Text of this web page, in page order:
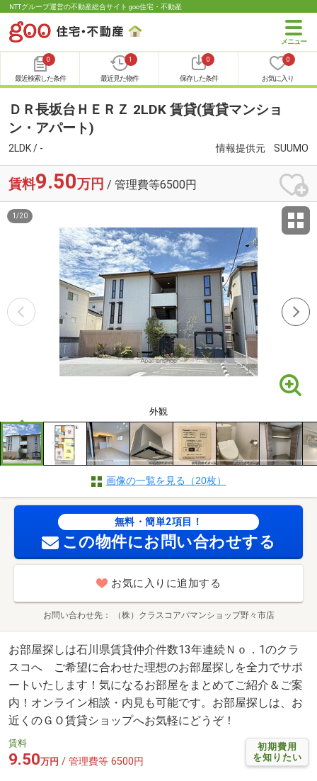
NTTグループ運営の不動産総合サイト goo住宅・不動産
0
最近検索した条件
1
最近見た物件
0
保存した条件
0
お気に入り
ＤＲ長坂台ＨＥＲＺ 2LDK 賃貸(賃貸マンショ
ン・アパート)
2LDK / - 情報提供元 SUUMO
賃料9.50万円 / 管理費等6500円
外観
1 /20
画像の一覧を見る（20枚）
無料・簡単2項目！
この物件にお問い合わせする
お気に入りに追加する
お問い合わせ先 （株）クラスコアパマンショップ野々市店
お部屋探しは石川県賃貸仲介件数13年連続Ｎｏ．1のクラ
スコへ ご希望に合わせた理想のお部屋探しを全力でサポ
ートいたします！気になるお部屋をまとめてご紹介＆ご案
内！オンライン相談・内見も可能です。お部屋探しは、お
近くのＧＯ賃貸ショップへお気軽にどうぞ！
初期費用
を知りたい
賃料
9.50万円 / 管理費等 6500円